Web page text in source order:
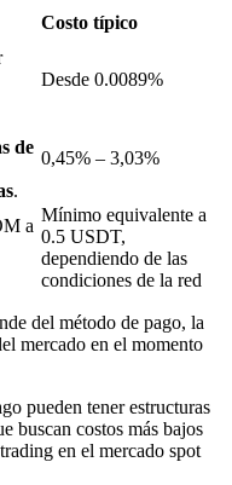
criptomonedas
intereses flexibles
Costo típico
Desde 0.0089%
de
.
0,45% – 3,03%
a
Mínimo equivalente a
0.5 USDT,
dependiendo de las
condiciones de la red
del método de pago, la
mercado en el momento
pueden tener estructuras
buscan costos más bajos
en el mercado spot